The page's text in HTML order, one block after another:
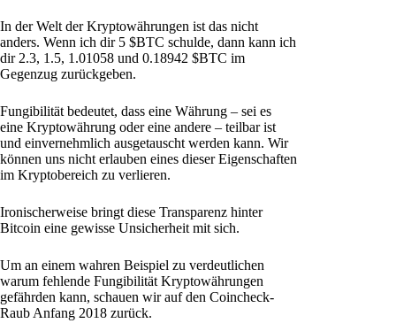
In der Welt der Kryptowährungen ist das nicht
anders. Wenn ich dir 5 $BTC schulde, dann kann ich
dir 2.3, 1.5, 1.01058 und 0.18942 $BTC im
Gegenzug zurückgeben.
Fungibilität bedeutet, dass eine Währung – sei es
eine Kryptowährung oder eine andere – teilbar ist
und einvernehmlich ausgetauscht werden kann. Wir
können uns nicht erlauben eines dieser Eigenschaften
im Kryptobereich zu verlieren.
Ironischerweise bringt diese Transparenz hinter
Bitcoin eine gewisse Unsicherheit mit sich.
Um an einem wahren Beispiel zu verdeutlichen
warum fehlende Fungibilität Kryptowährungen
gefährden kann, schauen wir auf den Coincheck-
Raub Anfang 2018 zurück.